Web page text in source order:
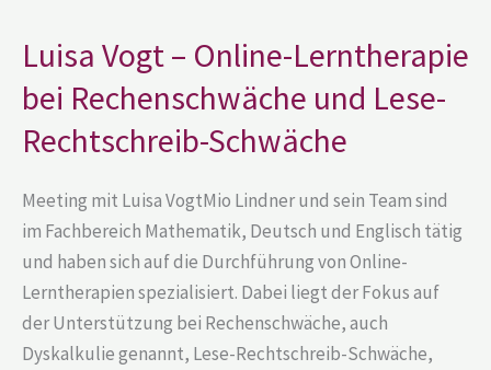
Luisa Vogt – Online-Lerntherapie
bei Rechenschwäche und Lese-
Rechtschreib-Schwäche
Meeting mit Luisa VogtMio Lindner und sein Team sind
im Fachbereich Mathematik, Deutsch und Englisch tätig
und haben sich auf die Durchführung von Online-
Lerntherapien spezialisiert. Dabei liegt der Fokus auf
der Unterstützung bei Rechenschwäche, auch
Dyskalkulie genannt, Lese-Rechtschreib-Schwäche,
bei
Rechenschwäche
und
Lese-
Schwäche